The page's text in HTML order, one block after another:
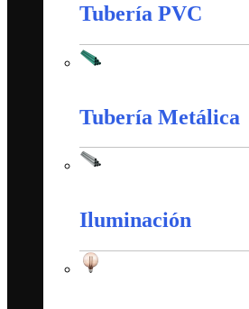
Tubería PVC
Tubería Metálica
Iluminación